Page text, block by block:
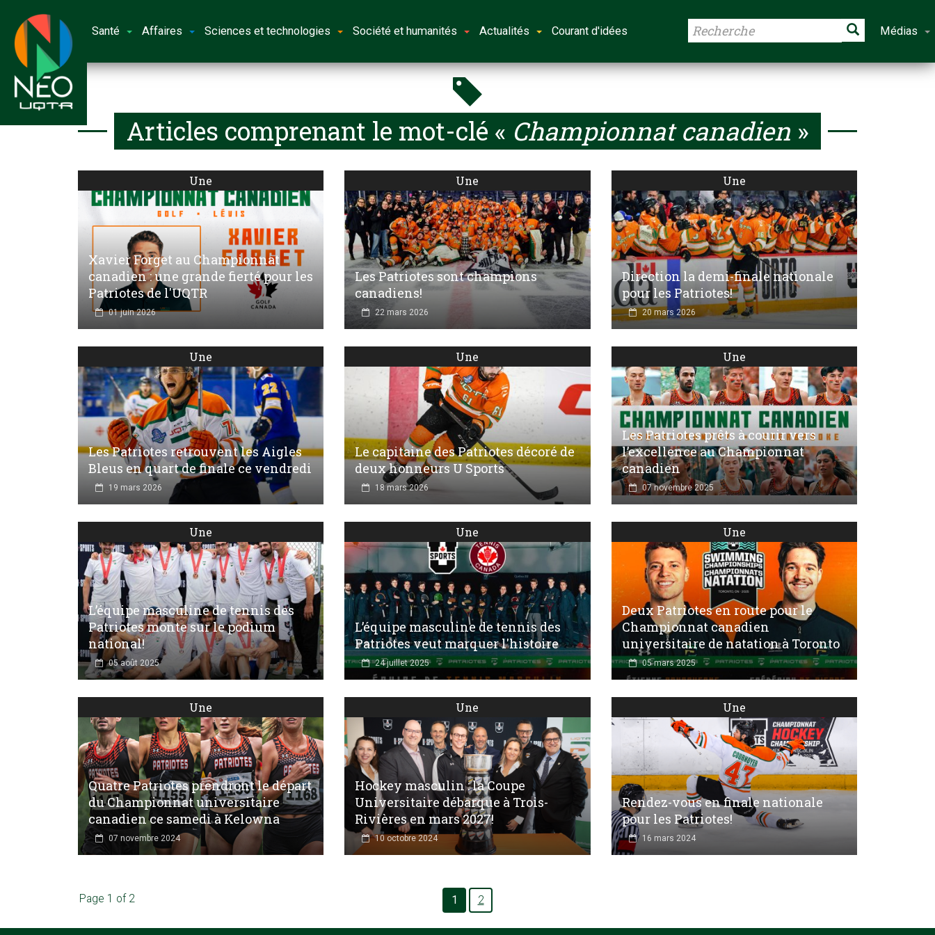
Santé Affaires Sciences et technologies Société et humanités Actualités Courant d'idées Médias
Articles comprenant le mot-clé « Championnat canadien »
Une
Xavier Forget au Championnat
canadien : une grande fierté pour les
Patriotes de l'UQTR
01 juin 2026
Une
Les Patriotes sont champions
canadiens!
22 mars 2026
Une
Direction la demi-finale nationale
pour les Patriotes!
20 mars 2026
Une
Les Patriotes retrouvent les Aigles
Bleus en quart de finale ce vendredi
19 mars 2026
Une
Le capitaine des Patriotes décoré de
deux honneurs U Sports
18 mars 2026
Une
Les Patriotes prêts à courir vers
l’excellence au Championnat
canadien
07 novembre 2025
Une
L’équipe masculine de tennis des
Patriotes monte sur le podium
national!
05 août 2025
Une
L’équipe masculine de tennis des
Patriotes veut marquer l'histoire
24 juillet 2025
Une
Deux Patriotes en route pour le
Championnat canadien
universitaire de natation à Toronto
05 mars 2025
Une
Quatre Patriotes prendront le départ
du Championnat universitaire
canadien ce samedi à Kelowna
07 novembre 2024
Une
Hockey masculin : la Coupe
Universitaire débarque à Trois-
Rivières en mars 2027!
10 octobre 2024
Une
Rendez-vous en finale nationale
pour les Patriotes!
16 mars 2024
Page 1 of 2 1 2